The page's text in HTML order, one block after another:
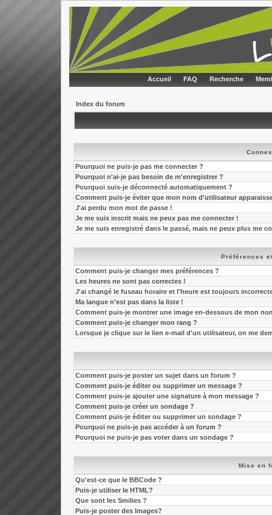
Accueil FAQ Recherche
Index du forum
Pourquoi ne puis-je pas me connecter ?
Pourquoi n'ai-je pas besoin de m'enregistrer ?
Pourquoi suis-je déconnecté automatiquement ?
Comment puis-je éviter que mon nom d'utilisateur
J'ai perdu mon mot de passe !
Je me suis inscrit mais ne peux pas me connecter !
Je me suis enregistré dans le passé, mais ne peux plus me
Préférences
Comment puis-je changer mes préférences ?
Les heures ne sont pas correctes !
J'ai changé le fuseau horaire et l'heure est toujours
Ma langue n'est pas dans la liste !
Comment puis-je montrer une image en-dessous de mon
Comment puis-je changer mon rang ?
Lorsque je clique sur le lien e-mail d'un utilisateur, on me
Comment puis-je poster un sujet dans un forum ?
Comment puis-je éditer ou supprimer un message ?
Comment puis-je ajouter une signature à mon message ?
Comment puis-je créer un sondage ?
Comment puis-je éditer ou supprimer un sondage ?
Pourquoi ne puis-je pas accéder à un forum ?
Pourquoi ne puis-je pas voter dans un sondage ?
Mise en
Qu'est-ce que le BBCode ?
Puis-je utiliser le HTML?
Que sont les Smilies ?
Puis-je poster des Images?